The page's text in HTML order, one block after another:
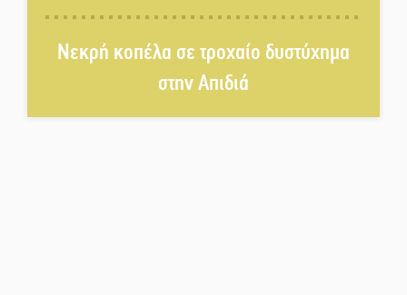
δυναμικό καλοκαιρινό party
Διακοπή μαθημάτων στο
Νεκρή κοπέλα σε τροχαίο δυστύχημα
στην Απιδιά